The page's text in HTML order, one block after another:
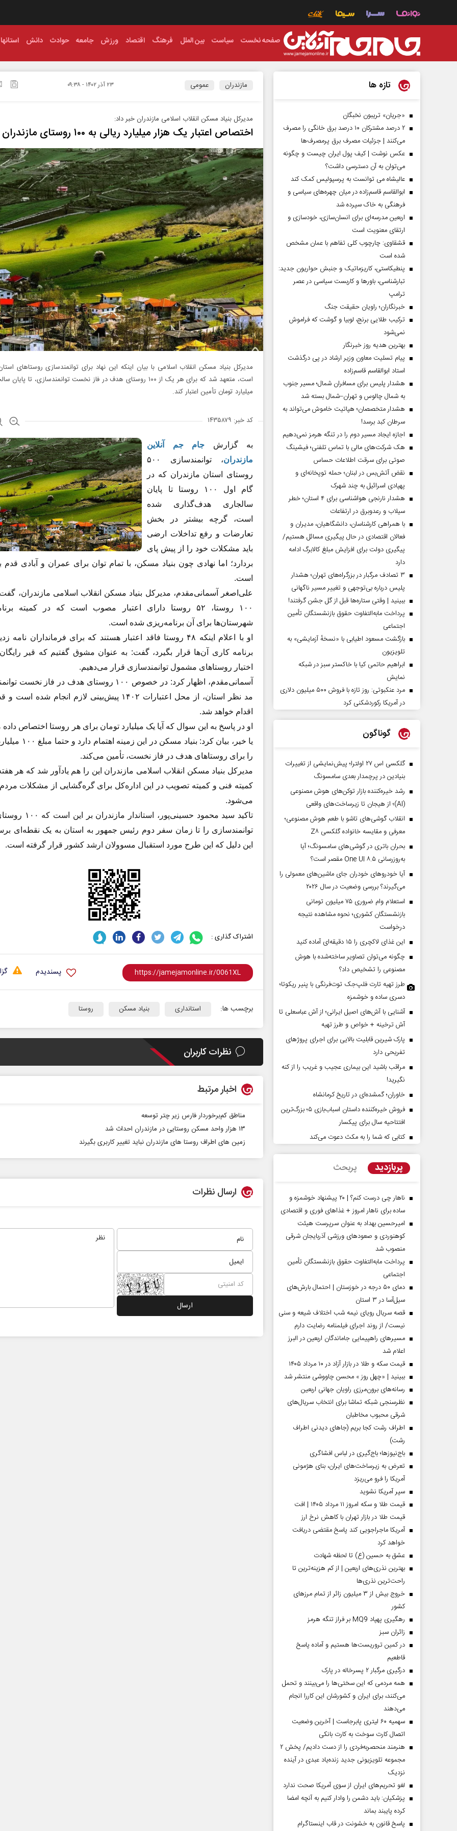
صفحه نخست سیاست بین الملل فرهنگ اقتصاد ورزش جامعه حوادث دانش استانها
مازندران عمومی ۲۳ آذر ۱۴۰۲ - ۰۹:۳۸
مدیرکل بنیاد مسکن انقلاب اسلامی مازندران خبر داد:
اختصاص اعتبار یک‌ هزار میلیارد ریالی به ۱۰۰ روستای مازندران
مدیرکل بنیاد مسکن انقلاب اسلامی با بیان اینکه این نهاد برای توانمندسازی روستا‌های
است، متعهد شد که برای هر یک از ۱۰۰ روستای هدف در فاز نخست توانمندسازی، تا
میلیارد تومان تأمین اعتبار کند. ‎
کد خبر: ۱۴۳۵۸۷۹
به گزارش جام جم آنلاین
مازندران
، توانمندسازی ۵۰۰
روستای استان مازندران که در
گام اول ۱۰۰ روستا تا پایان
سالجاری هدف‌گذاری شده
است، گرچه بیشتر در بخش
تعارضات و رفع تداخلات ارضی
باید مشکلات خود را از پیش پای
بردارد؛ اما نهادی چون بنیاد مسکن، با تمام توان برای عمران و آبادی قدم
است.
علی‌اصغر آسمانی‌مقدم، مدیرکل بنیاد مسکن انقلاب اسلامی مازندران،
۱۰۰ روستا، ۵۲ روستا دارای اعتبار مصوب است که در کمیته
شهرستان‌ها برای آن برنامه‌ریزی شده است.
او با اعلام اینکه ۴۸ روستا فاقد اعتبار هستند که برای فرمانداران نامه
برنامه کاری آن‌ها قرار بگیرد، گفت: به عنوان مشوق گفتیم که قیر
اختیار روستا‌های مشمول توانمندسازی قرار می‌دهیم.
آسمانی‌مقدم، اظهار کرد: در خصوص ۱۰۰ روستای هدف در فاز
مد نظر استان، از محل اعتبارات ۱۴۰۲ پیش‌بینی لازم انجام شده
اقدام خواهد شد.
او در پاسخ به این سوال که آیا یک میلیارد تومان برای هر روستا اختصاص
یا خیر، بیان کرد: بنیاد مسکن در
را برای روستا‌های هدف در فاز نخست، تأمین می‌کند.
مدیرکل بنیاد مسکن انقلاب اسلامی مازندران این را هم یادآور شد که هر
کمیته فنی و کمیته تصویب در این اداره‌کل برای گره‌گشایی از مشکلات مردم
می‌شود.
تاکید سید محمود حسینی‌پور،
توانمندسازی را تا زمان سفر دوم رئیس جمهور به استان به یک نقطه‌ای
این دلیل که این طرح مورد استقبال مسوولان ارشد کشور قرار گرفته است.
اشتراک گذاری :
پسندیدم
برچسب ها: استانداری بنیاد مسکن روستا
نظرات کاربران
اخبار مرتبط
مناطق کم‌برخوردار فارس زیر چتر توسعه
۱۳ هزار واحد مسکن روستایی در مازندران احداث شد
زمین های اطراف روستا های مازندران نباید تغییر کاربری بگیرند
ارسال نظرات
تازه ها
«جریان» تریبون نخبگان
۲ درصد مشترکان ۱۰ درصد برق خانگی را مصرف
می‌کنند | جزئیات مصرف برق پرمصرف‌ها
عکس نوشت | کیف پول ایران چیست و چگونه
می‌توان به آن دسترسی داشت؟
عالیشاه می توانست به پرسپولیس کمک کند
ابوالقاسم قاسم‌زاده در میان چهره‌های سیاسی و
فرهنگی به خاک سپرده شد
اربعین مدرسه‌ای برای انسان‌سازی، خودسازی و
ارتقای معنویت است
قشقاوی: چارچوب کلی تفاهم با عمان مشخص
شده است
پنطیکاستی، کاریزماتیک و جنبش حواریون جدید:
تبارشناسی، باور‌ها و کاربست سیاسی در عصر
ترامپ
خبرنگاران؛ راویان حقیقت جنگ
ترکیب طلایی برنج، لوبیا و گوشت که فراموش
نمی‌شود
بهترین هدیه روز خبرنگار
پیام تسلیت معاون وزیر ارشاد در پی درگذشت
استاد ابوالقاسم قاسم‌زاده
هشدار پلیس برای مسافران شمال؛ مسیر جنوب
به شمال چالوس و تهران–شمال بسته شد
هشدار متخصصان؛ هپاتیت خاموش می‌تواند به
سرطان کبد برسد!
اجازه ایجاد مسیر دوم را در تنگه هرمز نمی‌دهیم
هک شرکت‌های مالی با تماس تلفنی؛ فیشینگ
صوتی برای سرقت اطلاعات حساس
نقض آتش‌بس در لبنان؛ حمله توپخانه‌ای و
پهپادی اسرائیل به چند شهرک
هشدار نارنجی هواشناسی برای ۴ استان؛ خطر
سیلاب و رعدوبرق در ارتفاعات
با همراهی کارشناسان، دانشگاهیان، مدیران و
فعالان اقتصادی در حال پیگیری مسائل هستیم/
پیگیری دولت برای افزایش مبلغ کالابرگ ادامه
دارد
۳ تصادف مرگبار در بزرگراه‌های تهران؛ هشدار
پلیس درباره بی‌توجهی و تغییر مسیر ناگهانی
ببینید | وقتی ستاره‌ها قبل از گل جشن گرفتند!
پرداخت مابه‌التفاوت حقوق بازنشستگان تأمین
اجتماعی
بازگشت مسعود اطیابی با «نسخهٔ آزمایشی» به
تلویزیون
ابراهیم حاتمی کیا با خاکستر سبز در شبکه
نمایش
مرد عنکبوتی: روز تازه با فروش ۵۰۰ میلیون دلاری
در آمریکا رکوردشکنی کرد
گوناگون
گلکسی اس ۲۷ اولترا؛ پیش‌نمایشی از تغییرات
بنیادین در پرچمدار بعدی سامسونگ
رشد خیره‌کننده بازار توکن‌های هوش مصنوعی
(AI)؛ از هیجان تا زیرساخت‌های واقعی
انقلاب گوشی‌های تاشو‌ با طعم هوش مصنوعی؛
معرفی و مقایسه خانواده گلکسی Z۸
بحران باتری در گوشی‌های سامسونگ؛ آیا
به‌روزرسانی One UI ۸.۵ مقصر است؟
آیا خودروهای خودران جای ماشین‌های معمولی را
می‌گیرند؟ بررسی وضعیت در سال ۲۰۲۶
استعلام وام ضروری ۷۵ میلیون تومانی
بازنشستگان کشوری؛ نحوه مشاهده نتیجه
درخواست
این غذای لاکچری را ۱۵ دقیقه‌ای آماده کنید
چگونه می‌توان تصاویر ساخته‌شده با هوش
مصنوعی را تشخیص داد؟
طرز تهیه تارت فلپ‌جک توت‌فرنگی با پنیر ریکوتا؛
دسری ساده و خوشمزه
آشنایی با آش‌های اصیل ایرانی؛ از آش عباسعلی تا
آش ترخینه + خواص و طرز تهیه
پارک شیرین قابلیت‌ بالایی برای اجرای پروژهای
تفریحی دارد
مراقب باشید این بیماری عجیب و غریب را از کنه
نگیرید!
خاوران؛ گمشده‌ای در تاریخ کرمانشاه
فروش خیره‌کننده داستان اسباب‌بازی ۵؛ بزرگ‌ترین
افتتاحیه سال برای پیکسار
کتابی که شما را به مکث دعوت می‌کند
پربازدید پربحث
ناهار چی درست کنم؟ | ۲۰ پیشنهاد خوشمزه و
ساده برای ناهار امروز + غذاهای فوری و اقتصادی
امیرحسین بهداد به عنوان سرپرست هیئت
کوهنوردی و صعودهای ورزشی آذربایجان شرقی
منصوب شد
پرداخت مابه‌التفاوت حقوق بازنشستگان تأمین
اجتماعی
دمای ۵۰ درجه در خوزستان | احتمال بارش‌های
سیل‌آسا در ۳ استان
قصه سریال رویای نیمه شب اختلاف شیعه و سنی
نیست/ از روند اجرای فیلمنامه رضایت دارم
مسیر‌های راهپیمایی جاماندگان اربعین در البرز
اعلام شد
قیمت سکه و طلا در بازار آزاد در ۱۰ مرداد ۱۴۰۵
ببینید | «چهل روز » محسن چاووشی منتشر شد
رسانه‌های برون‌مرزی راویان جهانی اربعین
نظرسنجی شبکه تماشا برای انتخاب سریال‌های
شرقی محبوب مخاطبان
اطراف رشت کجا بریم (جاهای دیدنی اطراف
رشت)
باج‌نیوزها؛ باج‌گیری در لباس افشاگری
تعرض به زیرساخت‌های ایران، بنای هژمونی
آمریکا را فرو می‌ریزد
سپر آمریکا نشوید
قیمت طلا و سکه امروز ۱۱ مرداد ۱۴۰۵ | افت
قیمت طلا در بازار تهران با کاهش نرخ ارز
آمریکا ماجراجویی کند پاسخ مقتضی دریافت
خواهد کرد
عشق به حسین (ع) تا لحظه شهادت
بهترین نذری‌های اربعین | از کم هزینه‌ترین تا
راحت‌ترین نذری‌ها
خروج بیش از ۳ میلیون زائر از تمام مرز‌های
کشور
رهگیری پهپاد MQ9 بر فراز تنگه هرمز
‌زائران سبز
در کمین تروریست‌ها هستیم و آماده پاسخ
قاطعیم
درگیری مرگبار ۲ پسرخاله در پارک
همه مردمی که این سختی‌ها را می‌بینند و تحمل
می‌کنند، برای ایران و کشورشان این کاررا انجام
می‌دهند
سهمیه ۶۰ لیتری پابرجاست | آخرین وضعیت
اتصال کارت سوخت به کارت بانکی
هنرمند منحصر‌به‌فردی را از دست دادیم/ پخش ۲
مجموعه تلویزیونی جدید زنده‌یاد عبدی در آینده
نزدیک
لغو تحریم‌های ایران از سوی آمریکا صحت ندارد
پزشکیان: باید دشمن را وادار کنیم به آنچه امضا
کرده پایبند بماند
پاسخ قانون به خشونت در قاب اینستاگرام
چرایی عقب‌نشینی ترامپ؟
جوانی - تحلیلگر مسائل سیاسی عباس سلیمی‌نمین - تحلیلگر مسائل سیاسی
رحمت‌الله نوروزی - عضو کمیسیون اجتماعی
دکتر
صفحات نخست روزنامه ها‌ی‌سه‌شنبه ۶ مردادماه
صفحات نخست روزنامه ها‌ی یکشنبه ۴ مردادماه